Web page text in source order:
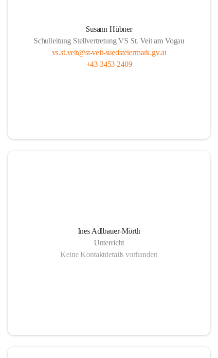
Susann Hübner
Schulleitung Stellvertretung VS St. Veit am Vogau
vs.st.veit@st-veit-suedsteiermark.gv.at
+43 3453 2409
Ines Adlbauer-Mörth
Unterricht
Keine Kontaktdetails vorhanden